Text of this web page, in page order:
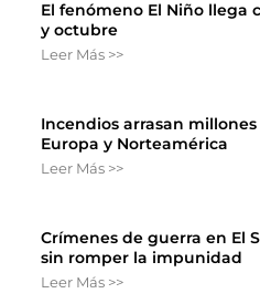
El fenómeno El Niño llega
y octubre
Leer Más >>
Incendios arrasan
Europa y Norteamérica
Leer Más >>
Crímenes de guerra en El
sin romper la impunidad
Leer Más >>